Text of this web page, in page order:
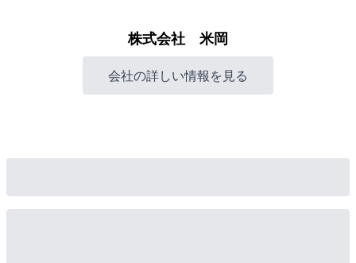
株式会社 米岡
会社の詳しい情報を見る